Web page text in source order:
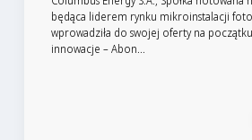
będąca liderem rynku mikroinstalacji
wprowadziła do swojej oferty na
innowacje – Abon...